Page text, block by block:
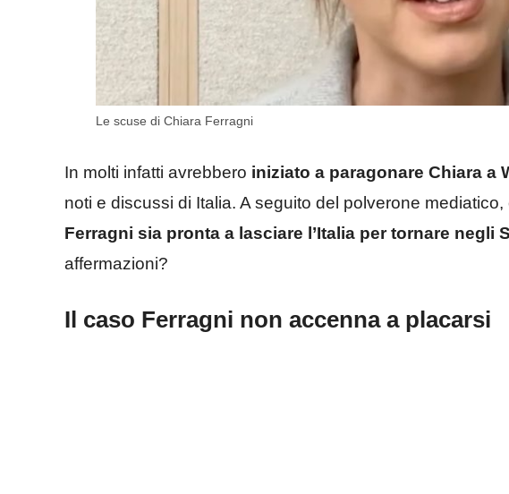
Le scuse di Chiara Ferragni
In molti infatti avrebbero iniziato a paragonare Chiara a
noti e discussi di Italia. A seguito del polverone mediatico,
Ferragni sia pronta a lasciare l’Italia per tornare negli
affermazioni?
Il caso Ferragni non accenna a placarsi